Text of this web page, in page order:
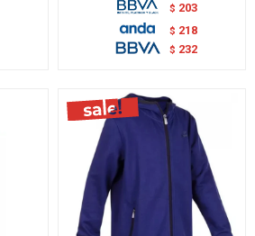
$ 203
$ 218
$ 232